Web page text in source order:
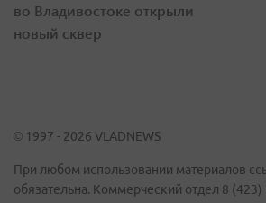
во Владивостоке открыли
новый сквер
© 1997 - 2026 VLADNEWS
При любом использовании материалов
обязательна. Коммерческий отдел 8 (423)